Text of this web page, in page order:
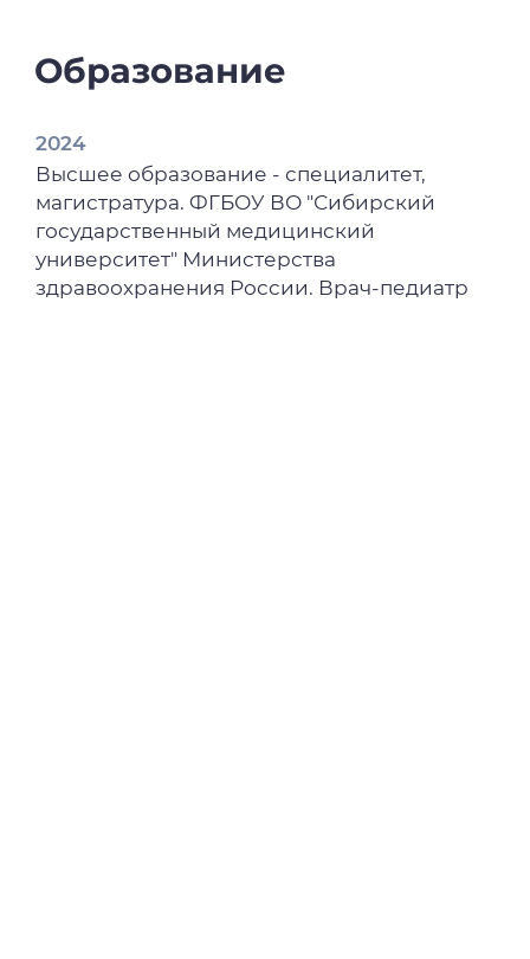
Образование
2024
Высшее образование - специалитет,
магистратура. ФГБОУ ВО "Сибирский
государственный медицинский
университет" Министерства
здравоохранения России. Врач-педиатр